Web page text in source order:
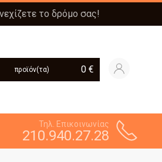
το δρόμο σας!
προϊόν(τα) 0 €
Τηλ. Επικοινωνίας
210.940.27.28